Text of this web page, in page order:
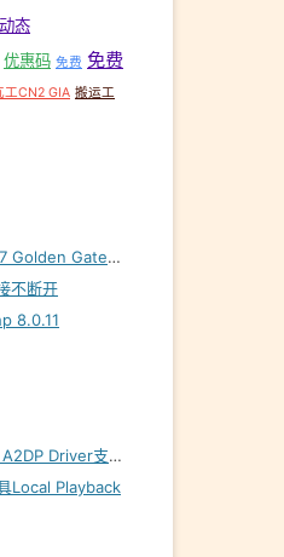
态
优惠码 免费 免费
工CN2 GIA 搬运工
iOS 27、iPadOS 27和macOS 27 Golden Gate内置壁纸下载
不断开
8.0.11
WIN11 / WIN10使用Alternative A2DP Driver支持LDAC
Local Playback